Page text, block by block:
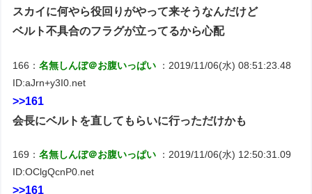
スカイに何やら役回りがやって来そうなんだけど
ベルト不具合のフラグが立ってるから心配
166：名無しんぼ＠お腹いっぱい
：2019/11/06(水) 08:51:23.48
ID:aJrn+y3I0.net
>>161
会長にベルトを直してもらいに行っただけかも
169：名無しんぼ＠お腹いっぱい
：2019/11/06(水) 12:50:31.09
ID:OClgQcnP0.net
>>161